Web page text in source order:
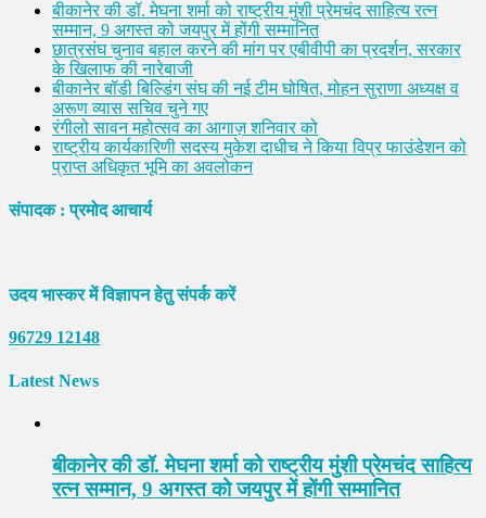
बीकानेर की डॉ. मेघना शर्मा को राष्ट्रीय मुंशी प्रेमचंद साहित्य रत्न
सम्मान, 9 अगस्त को जयपुर में होंगी सम्मानित
छात्रसंघ चुनाव बहाल करने की मांग पर एबीवीपी का प्रदर्शन, सरकार
के खिलाफ की नारेबाजी
बीकानेर बॉडी बिल्डिंग संघ की नई टीम घोषित, मोहन सुराणा अध्यक्ष व
अरूण व्यास सचिव चुने गए
रंगीलो सावन महोत्सव का आगाज़ शनिवार को
राष्ट्रीय कार्यकारिणी सदस्य मुकेश दाधीच ने किया विप्र फाउंडेशन को
प्राप्त अधिकृत भूमि का अवलोकन
संपादक : प्रमोद आचार्य
उदय भास्कर में विज्ञापन हेतु संपर्क करें
96729 12148
Latest News
बीकानेर की डॉ. मेघना शर्मा को राष्ट्रीय मुंशी प्रेमचंद साहित्य
रत्न सम्मान, 9 अगस्त को जयपुर में होंगी सम्मानित